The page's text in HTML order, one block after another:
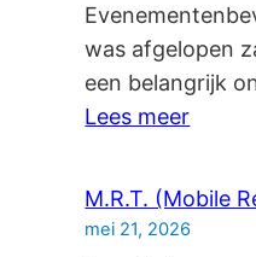
was afgelopen
een belangrijk
Lees meer:
Den
M.R.T. (Mobile
mei 21, 2026